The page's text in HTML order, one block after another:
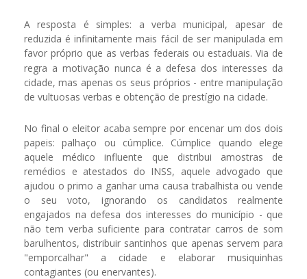
A resposta é simples: a verba municipal, apesar de
reduzida é infinitamente mais fácil de ser manipulada em
favor próprio que as verbas federais ou estaduais. Via de
regra a motivação nunca é a defesa dos interesses da
cidade, mas apenas os seus próprios - entre manipulação
de vultuosas verbas e obtenção de prestígio na cidade.
No final o eleitor acaba sempre por encenar um dos dois
papeis: palhaço ou cúmplice. Cúmplice quando elege
aquele médico influente que distribui amostras de
remédios e atestados do INSS, aquele advogado que
ajudou o primo a ganhar uma causa trabalhista ou vende
o seu voto, ignorando os candidatos realmente
engajados na defesa dos interesses do município - que
não tem verba suficiente para contratar carros de som
barulhentos, distribuir santinhos que apenas servem para
"emporcalhar" a cidade e elaborar musiquinhas
contagiantes (ou enervantes).